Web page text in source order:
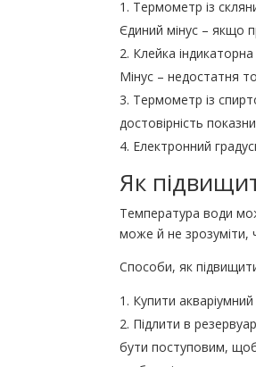
Термометр із
Єдиний мінус – якщо
Клейка
Мінус – недостатня
Термометр із
достовірність
Електронний
Як
Температура води
може й не зрозуміти,
Способи, як
Купити
Підлити в
бути поступовим, щоб